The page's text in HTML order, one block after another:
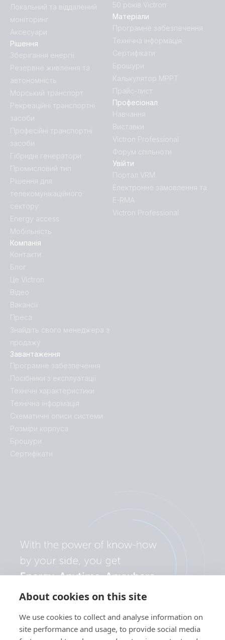
About cookies on this site
We use cookies to collect and analyse information on
site performance and usage, to provide social media
Локальний та віддалений
моніторинг
Аксесуари
50 років Victron
Завантаження
Програмне забезпечення
Посібники з експлуатації
Технічні характеристики
Технічна інформація
Схематичні описи системи
Розміри корпуса
Брошури
Сертифікати
Рішення
Зберігання енергії
Резервне живлення та
автономність
Морський транспорт
Рекреаційні транспортні
засоби
Професійні транспортні
засоби
Гібридні генератори
Промисловий тип
Рішення для
телекомунікаційного
сектору
Energy access
Мобільність
Компанія
Контакти
Блог
Це Victron
Відео
Вакансії
Преса
Знайдіть свого менеджера з
продажу
Матеріали
Програмне забезпечення
Технічна інформація
Сертифікати
Брошури
Калькулятор MPPT
Прайс-лист
Професіонал
Навчання
Виставки
Victron Professional
Форум спільноти
Увійти
Портал VRM
Електронне замовлення та
E-RMA
Victron Professional